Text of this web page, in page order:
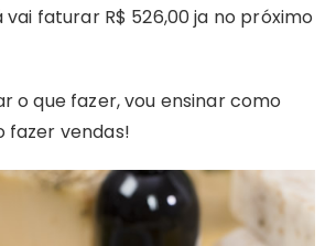
faturar R$ 526,00 ja no próximo
o que fazer, vou ensinar como
fazer vendas!